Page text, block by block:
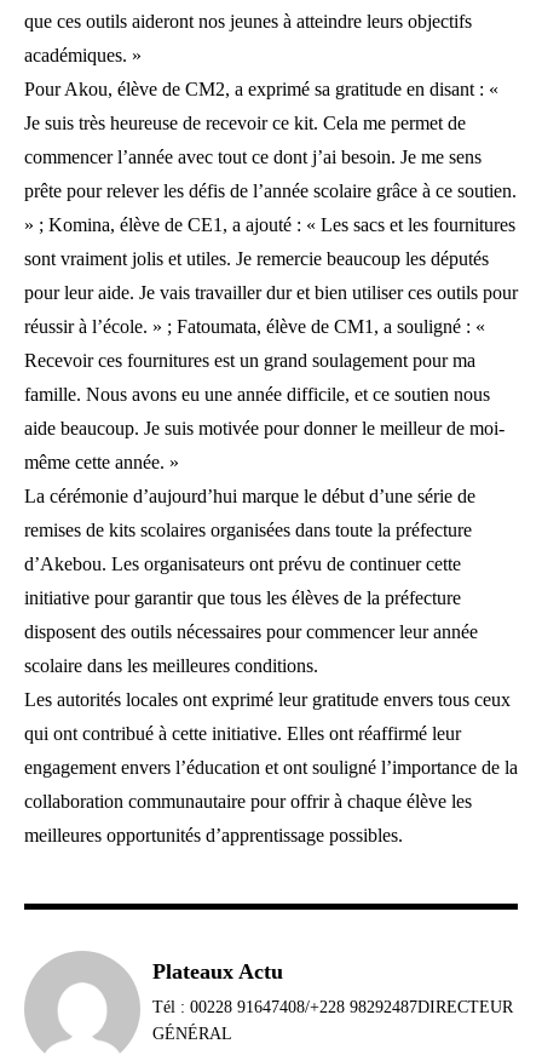
que ces outils aideront nos jeunes à atteindre leurs objectifs
académiques. »
Pour Akou, élève de CM2, a exprimé sa gratitude en disant : «
Je suis très heureuse de recevoir ce kit. Cela me permet de
commencer l’année avec tout ce dont j’ai besoin. Je me sens
prête pour relever les défis de l’année scolaire grâce à ce soutien.
» ; Komina, élève de CE1, a ajouté : « Les sacs et les fournitures
sont vraiment jolis et utiles. Je remercie beaucoup les députés
pour leur aide. Je vais travailler dur et bien utiliser ces outils pour
réussir à l’école. » ; Fatoumata, élève de CM1, a souligné : «
Recevoir ces fournitures est un grand soulagement pour ma
famille. Nous avons eu une année difficile, et ce soutien nous
aide beaucoup. Je suis motivée pour donner le meilleur de moi-
même cette année. »
La cérémonie d’aujourd’hui marque le début d’une série de
remises de kits scolaires organisées dans toute la préfecture
d’Akebou. Les organisateurs ont prévu de continuer cette
initiative pour garantir que tous les élèves de la préfecture
disposent des outils nécessaires pour commencer leur année
scolaire dans les meilleures conditions.
Les autorités locales ont exprimé leur gratitude envers tous ceux
qui ont contribué à cette initiative. Elles ont réaffirmé leur
engagement envers l’éducation et ont souligné l’importance de la
collaboration communautaire pour offrir à chaque élève les
meilleures opportunités d’apprentissage possibles.
Plateaux Actu
Tél : 00228 91647408/+228 98292487DIRECTEUR
GÉNÉRAL